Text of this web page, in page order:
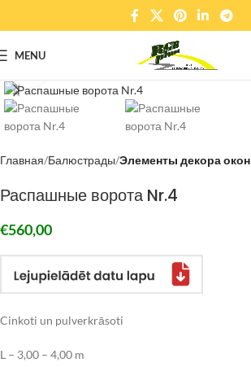
MENU
Главная Балюстрады Элементы декора окон
Распашные ворота Nr.4
€560,00
Cinkoti un pulverkrāsoti
L – 3,00 – 4,00 m